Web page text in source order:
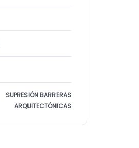
SUPRESIÓN BARRERAS
ARQUITECTÓNICAS